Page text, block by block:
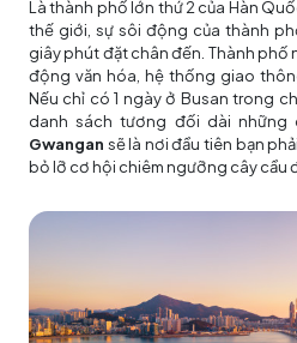
Là thành phố lớn thứ 2 của Hàn
thế giới, sự sôi động của thành
giây phút đặt chân đến. Thành phố
động văn hóa, hệ thống giao
Nếu chỉ có 1 ngày ở Busan trong
danh sách tương đối dài những
Gwangan sẽ là nơi đầu tiên bạn
bỏ lỡ cơ hội chiêm ngưỡng cây cầu